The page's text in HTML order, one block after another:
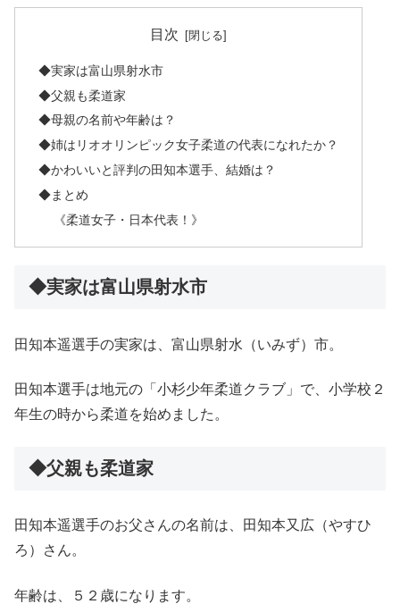
目次
◆実家は富山県射水市
◆父親も柔道家
◆母親の名前や年齢は？
◆姉はリオオリンピック女子柔道の代表になれたか？
◆かわいいと評判の田知本選手、結婚は？
◆まとめ
《柔道女子・日本代表！》
◆実家は富山県射水市
田知本遥選手の実家は、富山県射水（いみず）市。
田知本選手は地元の「小杉少年柔道クラブ」で、小学校２
年生の時から柔道を始めました。
◆父親も柔道家
田知本遥選手のお父さんの名前は、田知本又広（やすひ
ろ）さん。
年齢は、５２歳になります。